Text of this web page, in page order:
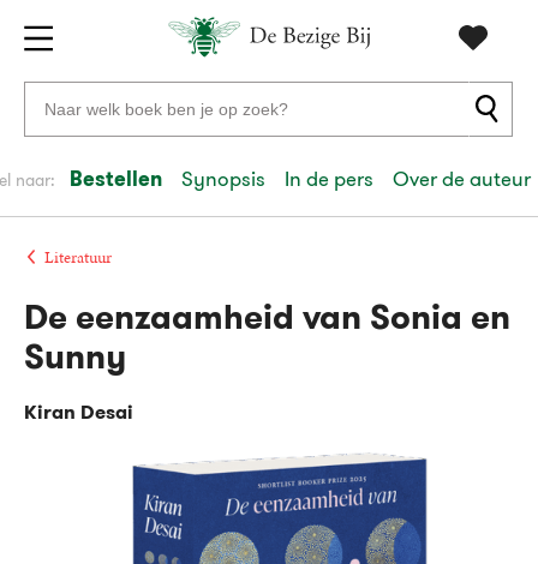
Gratis
verzending
vanaf
20
euro
Voor
23:59
volgendein
Veilig
retourneren
Zoeken
naar
auteurs
en
uitgevers
naar: Bestellen Synopsis In de pers Over de auteur
Literatuur
De eenzaamheid van Sonia en
Sunny
Kiran Desai